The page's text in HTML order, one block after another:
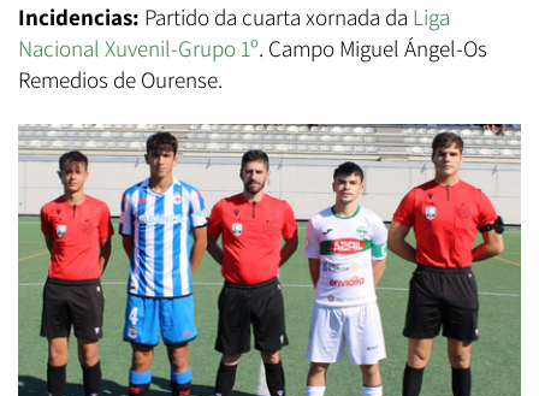
Incidencias: Partido da cuarta xornada da Liga
Nacional Xuvenil-Grupo 1º. Campo Miguel Ángel-Os
Remedios de Ourense.